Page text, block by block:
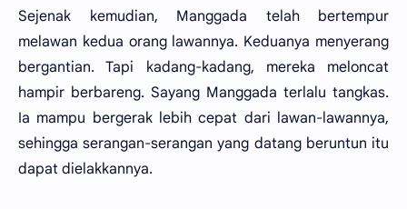
Sejenak kemudian, Manggada telah bertempur
melawan kedua orang lawannya. Keduanya menyerang
bergantian. Tapi kadang-kadang, mereka meloncat
hampir berbareng. Sayang Manggada terlalu tangkas.
Ia mampu bergerak lebih cepat dari lawan-lawannya,
sehingga serangan-serangan yang datang beruntun itu
dapat dielakkannya.